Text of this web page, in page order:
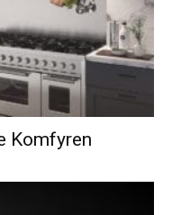
Komfyren